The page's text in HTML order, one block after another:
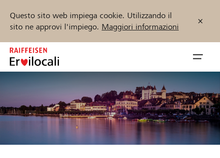
Questo sito web impiega cookie. Utilizzando il
sito ne approvi l'impiego. Maggiori informazioni
Zum
Inhalt
springen
öffnen
Trova progetti e organizzazioni
Inizia ora